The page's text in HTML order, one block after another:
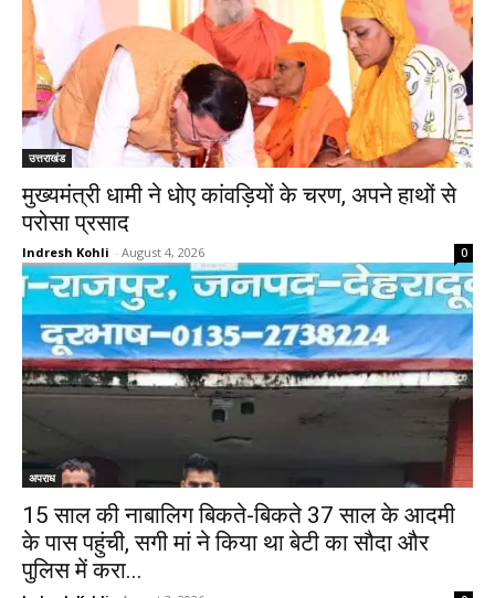
उत्तराखंड
मुख्यमंत्री धामी ने धोए कांवड़ियों के चरण, अपने हाथों से
परोसा प्रसाद
Indresh Kohli - August 4, 2026 0
अपराध
15 साल की नाबालिग बिकते-बिकते 37 साल के आदमी
के पास पहुंची, सगी मां ने किया था बेटी का सौदा और
पुलिस में करा...